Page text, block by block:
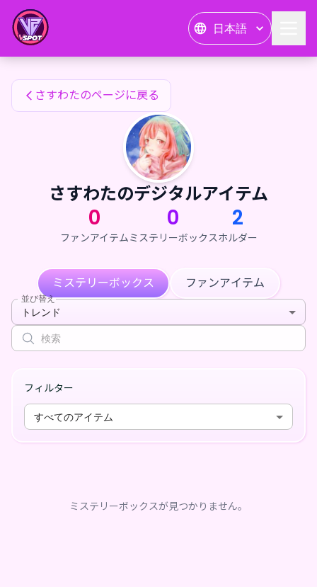
日本語
さすわたのファンアイテム
さすわたのページに戻る
さすわたのデジタルアイテム
0
ファンアイテム
0
ミステリーボックス
2
ホルダー
ミステリーボックス ファンアイテム
並び替え
トレンド
フィルター
すべてのアイテム
ミステリーボックスが見つかりません。
さすわたのファンアイテム — 24karat